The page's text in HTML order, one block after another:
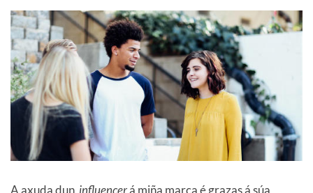
A axuda dun influencerá miña marca é grazas á súa